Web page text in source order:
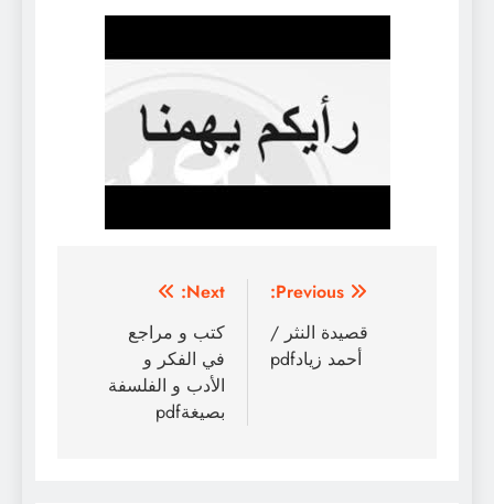
تصفّح
المقالات
Previous:
قصيدة النثر /
أحمد زيادpdf
Next:
كتب و مراجع
في الفكر و
الأدب و الفلسفة
بصيغةpdf